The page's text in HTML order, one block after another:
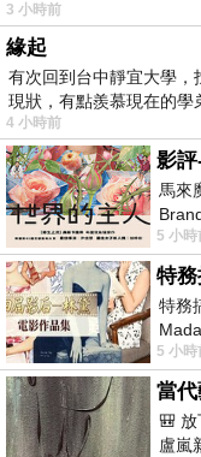
在教
3 小時前
緣起
有次回到台中靜宜大學，
現狀，有點羨慕現在的學
4 小時前
馬來
之】
5 小時
特務
劇本
5 小時
🎒 放
盧嵐